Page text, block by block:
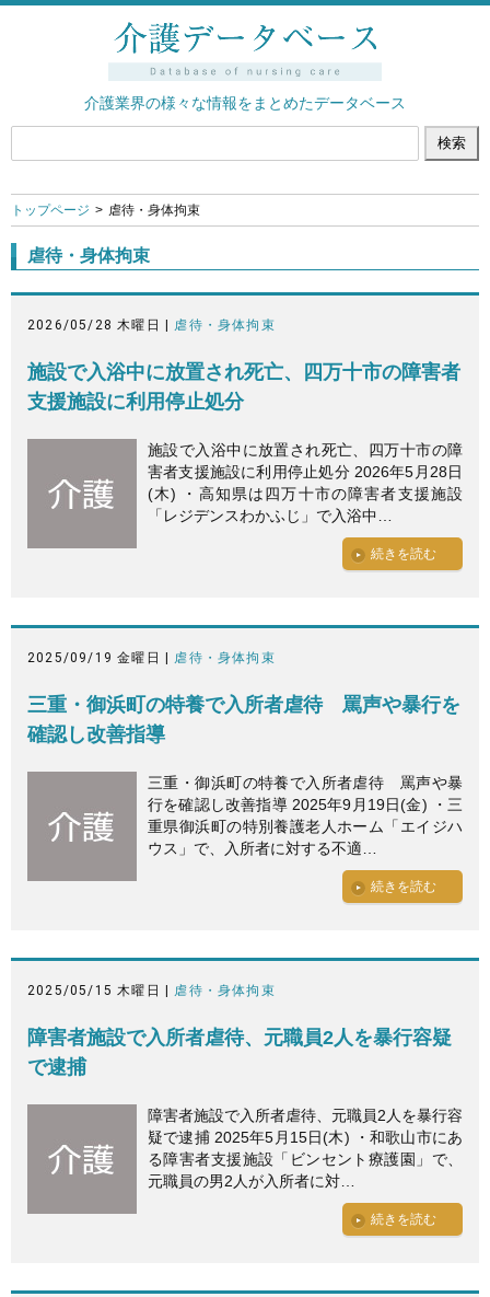
介護業界の様々な情報をまとめたデータベース
トップページ 虐待・身体拘束
虐待・身体拘束
2026/05/28 木曜日 | 虐待・身体拘束
施設で入浴中に放置され死亡、四万十市の障害者
支援施設に利用停止処分
施設で入浴中に放置され死亡、四万十市の障
害者支援施設に利用停止処分 2026年5月28日
(木) ・高知県は四万十市の障害者支援施設
「レジデンスわかふじ」で入浴中…
続きを読む
2025/09/19 金曜日 | 虐待・身体拘束
三重・御浜町の特養で入所者虐待 罵声や暴行を
確認し改善指導
三重・御浜町の特養で入所者虐待 罵声や暴
行を確認し改善指導 2025年9月19日(金) ・三
重県御浜町の特別養護老人ホーム「エイジハ
ウス」で、入所者に対する不適…
続きを読む
2025/05/15 木曜日 | 虐待・身体拘束
障害者施設で入所者虐待、元職員2人を暴行容疑
で逮捕
障害者施設で入所者虐待、元職員2人を暴行容
疑で逮捕 2025年5月15日(木) ・和歌山市にあ
る障害者支援施設「ビンセント療護園」で、
元職員の男2人が入所者に対…
続きを読む